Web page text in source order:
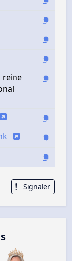
reine
Signaler